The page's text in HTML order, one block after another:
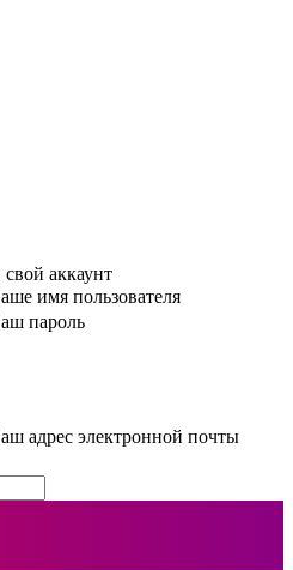
аккаунт
имя пользователя
пароль
адрес электронной почты